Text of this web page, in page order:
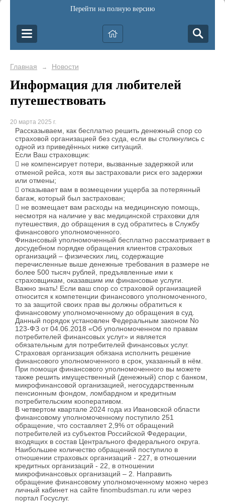
Перейти на полную версию
Главная → Новости
Информация для любителей
путешествовать
20 марта 2025 г.
Рассказываем, как бесплатно решить денежный спор со
страховой организацией без суда, если вы столкнулись с
одной из приведённых ниже ситуаций.
Если Ваш страховщик:
 не компенсирует потери, вызванные задержкой или
отменой рейса, хотя вы застраховали риск его задержки
или отмены;
 отказывает вам в возмещении ущерба за потерянный
багаж, который был застрахован;
 не возмещает вам расходы на медицинскую помощь,
несмотря на наличие у вас медицинской страховки для
путешествия, до обращения в суд обратитесь в Службу
финансового уполномоченного.
Финансовый уполномоченный бесплатно рассматривает в
досудебном порядке обращения клиентов страховых
организаций – физических лиц, содержащие
перечисленные выше денежные требования в размере не
более 500 тысяч рублей, предъявленные ими к
страховщикам, оказавшим им финансовые услуги.
Важно знать! Если ваш спор со страховой организацией
относится к компетенции финансового уполномоченного,
то за защитой своих прав вы должны обратиться к
финансовому уполномоченному до обращения в суд.
Данный порядок установлен Федеральным законом No
123-ФЗ от 04.06.2018 «Об уполномоченном по правам
потребителей финансовых услуг» и является
обязательным для потребителей финансовых услуг.
Страховая организация обязана исполнить решение
финансового уполномоченного в срок, указанный в нём.
При помощи финансового уполномоченного вы можете
также решить имущественный (денежный) спор с банком,
микрофинансовой организацией, негосударственным
пенсионным фондом, ломбардном и кредитным
потребительским кооперативом.
В четвертом квартале 2024 года из Ивановской области
финансовому уполномоченному поступило 251
обращение, что составляет 2,9% от обращений
потребителей из субъектов Российской Федерации,
входящих в состав Центрального федерального округа.
Наибольшее количество обращений поступило в
отношении страховых организаций - 227, в отношении
кредитных организаций - 22, в отношении
микрофинансовых организаций – 2. Направить
обращение финансовому уполномоченному можно через
личный кабинет на сайте finombudsman.ru или через
портал Госуслуг.